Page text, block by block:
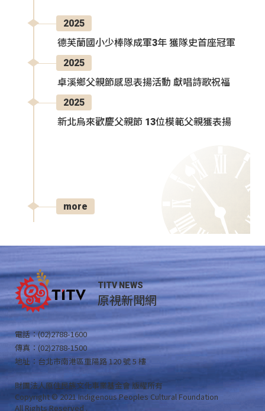
2025
德芙蘭國小少棒隊成軍3年 獲隊史首座冠軍
2025
卓溪鄉父親節感恩表揚活動 獻唱詩歌祝福
2025
新北烏來歡慶父親節 13位模範父親獲表揚
more
TITV NEWS
原視新聞網
電話：(02)2788-1600
傳真：(02)2788-1500
地址：台北市南港區重陽路 120 號 5 樓
財團法人原住民族文化事業基金會 版權所有
Copyright © 2021 Indigenous Peoples Cultural Foundation
All Rights Reserved .